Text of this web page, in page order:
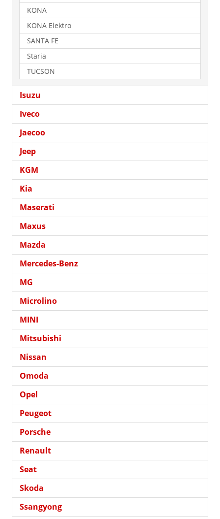
KONA
KONA Elektro
SANTA FE
Staria
TUCSON
Isuzu
Iveco
Jaecoo
Jeep
KGM
Kia
Maserati
Maxus
Mazda
Mercedes-Benz
MG
Microlino
MINI
Mitsubishi
Nissan
Omoda
Opel
Peugeot
Porsche
Renault
Seat
Skoda
Ssangyong